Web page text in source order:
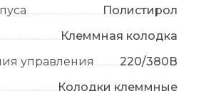
Полистирол
Клеммная колодка
управления
220/380В
Колодки клеммные